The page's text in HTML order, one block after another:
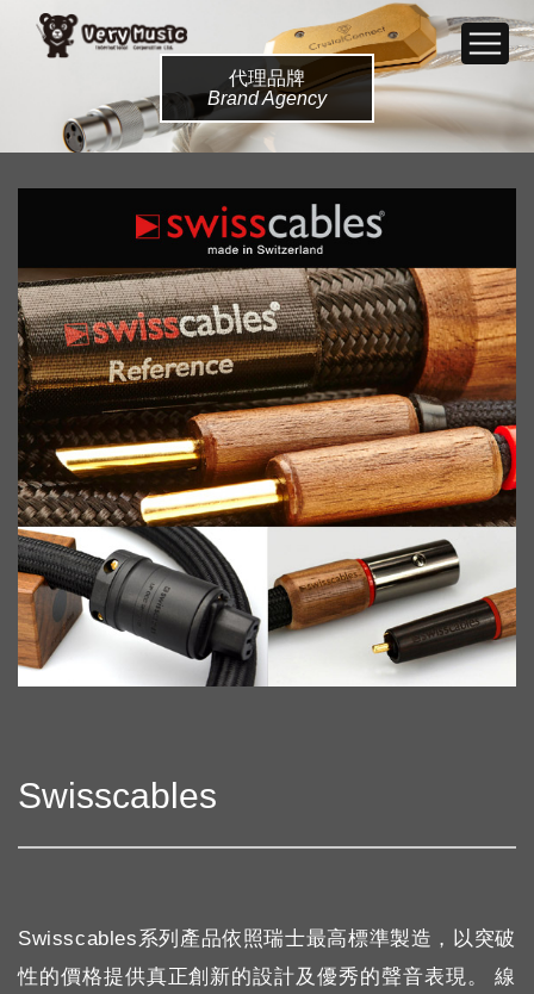
代理品牌
Brand Agency
Swisscables
Swisscables系列產品依照瑞士最高標準製造，以突破
性的價格提供真正創新的設計及優秀的聲音表現。 線